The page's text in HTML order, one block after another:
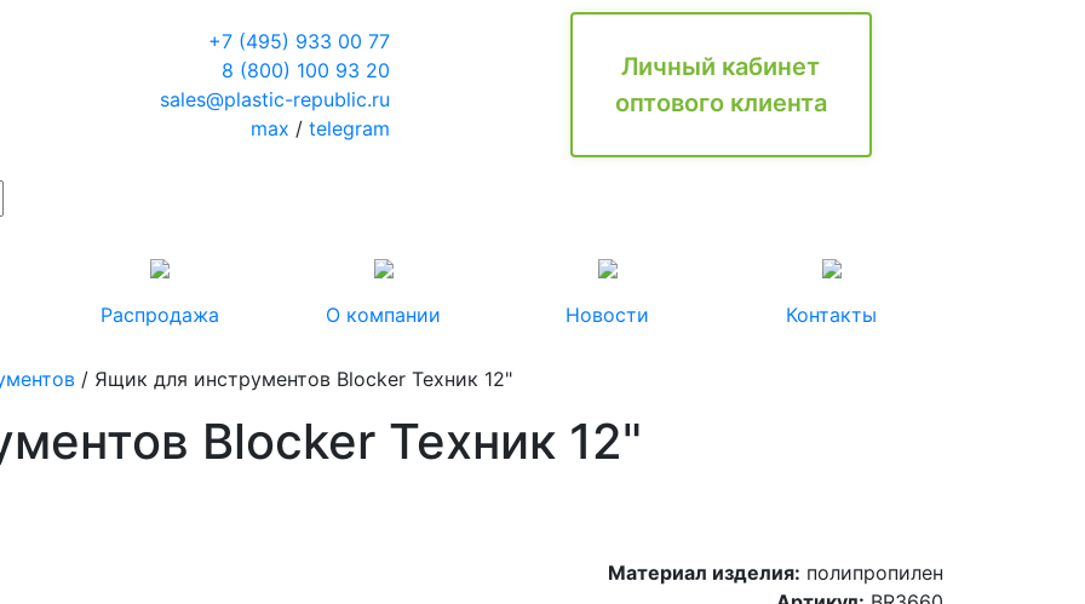
+7 (495) 933 00 77
8 (800) 100 93 20
sales@plastic-republic.ru
max / telegram
Личный кабинет
оптового клиента
Распродажа О компании Новости Контакты
/ Ящик для инструментов Blocker Техник 12"
Blocker Техник 12"
Материал изделия: полипропилен